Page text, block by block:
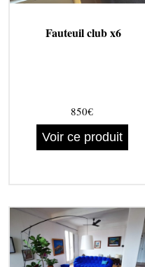
Fauteuil club x6
850€
Voir ce produit